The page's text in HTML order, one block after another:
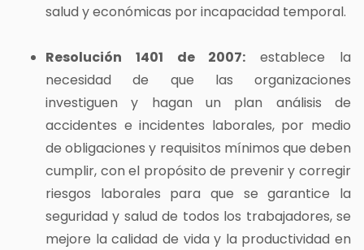
salud y económicas por incapacidad temporal.
Resolución 1401 de 2007: establece la
necesidad de que las organizaciones
investiguen y hagan un plan análisis de
accidentes e incidentes laborales, por medio
de obligaciones y requisitos mínimos que deben
cumplir, con el propósito de prevenir y corregir
riesgos laborales para que se garantice la
seguridad y salud de todos los trabajadores, se
mejore la calidad de vida y la productividad en